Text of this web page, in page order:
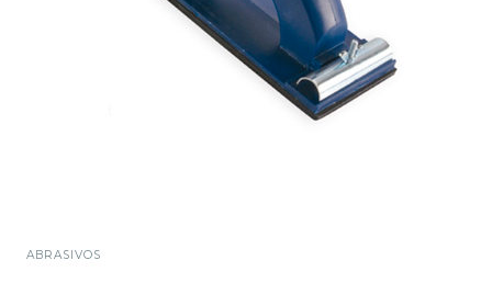
ABRASIVOS